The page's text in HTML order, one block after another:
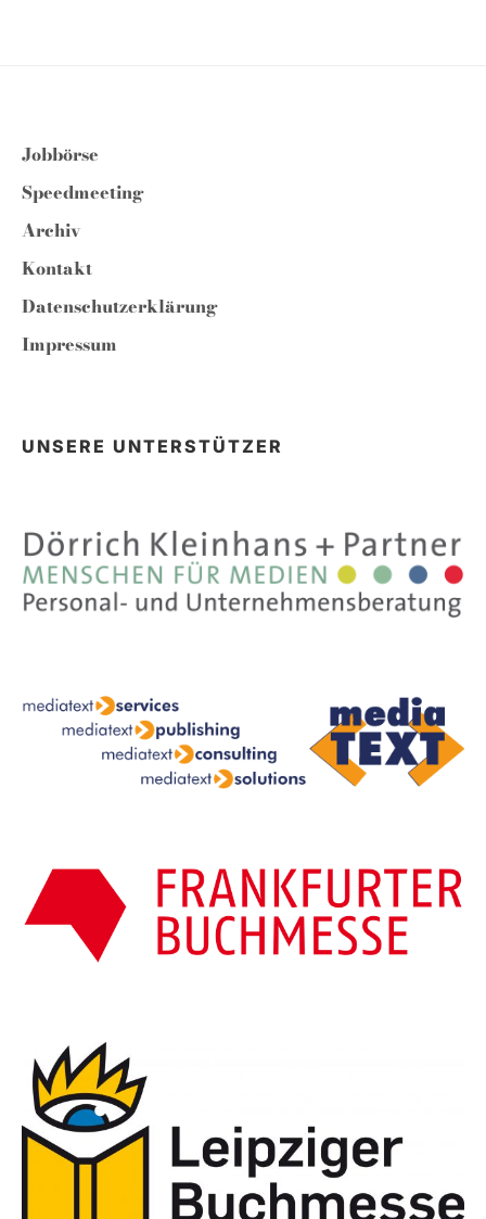
Jobbörse
Speedmeeting
Archiv
Kontakt
Datenschutzerklärung
Impressum
UNSERE UNTERSTÜTZER